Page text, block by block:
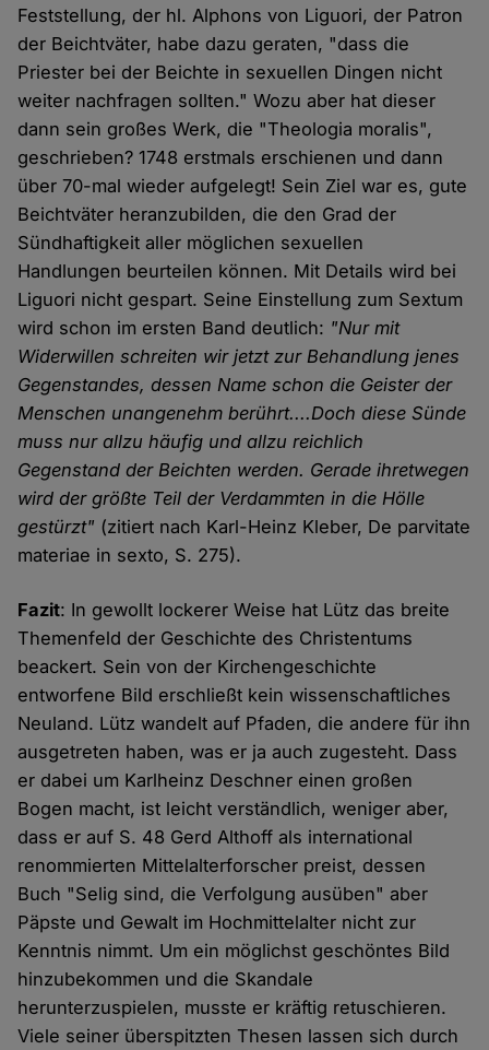
Feststellung, der hl. Alphons von Liguori, der Patron
der Beichtväter, habe dazu geraten, "dass die
Priester bei der Beichte in sexuellen Dingen nicht
weiter nachfragen sollten." Wozu aber hat dieser
dann sein großes Werk, die "Theologia moralis",
geschrieben? 1748 erstmals erschienen und dann
über 70-mal wieder aufgelegt! Sein Ziel war es, gute
Beichtväter heranzubilden, die den Grad der
Sündhaftigkeit aller möglichen sexuellen
Handlungen beurteilen können. Mit Details wird bei
Liguori nicht gespart. Seine Einstellung zum Sextum
wird schon im ersten Band deutlich: "Nur mit
Widerwillen schreiten wir jetzt zur Behandlung jenes
Gegenstandes, dessen Name schon die Geister der
Menschen unangenehm berührt....Doch diese Sünde
muss nur allzu häufig und allzu reichlich
Gegenstand der Beichten werden. Gerade ihretwegen
wird der größte Teil der Verdammten in die Hölle
gestürzt" (zitiert nach Karl-Heinz Kleber, De parvitate
materiae in sexto, S. 275).
Fazit: In gewollt lockerer Weise hat Lütz das breite
Themenfeld der Geschichte des Christentums
beackert. Sein von der Kirchengeschichte
entworfene Bild erschließt kein wissenschaftliches
Neuland. Lütz wandelt auf Pfaden, die andere für ihn
ausgetreten haben, was er ja auch zugesteht. Dass
er dabei um Karlheinz Deschner einen großen
Bogen macht, ist leicht verständlich, weniger aber,
dass er auf S. 48 Gerd Althoff als international
renommierten Mittelalterforscher preist, dessen
Buch "Selig sind, die Verfolgung ausüben" aber
Päpste und Gewalt im Hochmittelalter nicht zur
Kenntnis nimmt. Um ein möglichst geschöntes Bild
hinzubekommen und die Skandale
herunterzuspielen, musste er kräftig retuschieren.
Viele seiner überspitzten Thesen lassen sich durch